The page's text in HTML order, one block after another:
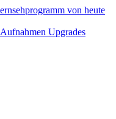
Aufnahmen Upgrades